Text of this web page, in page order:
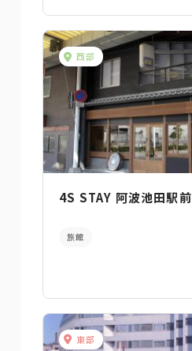
西部
4S STAY 阿波池田駅前
旅館
東部